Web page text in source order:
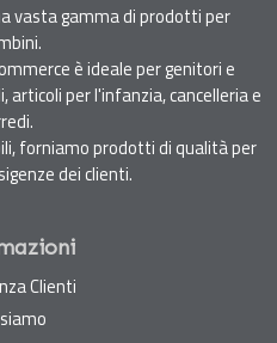
vasta gamma di prodotti per
è ideale per genitori e
articoli per l'infanzia, cancelleria e
forniamo prodotti di qualità per
dei clienti.
Clienti